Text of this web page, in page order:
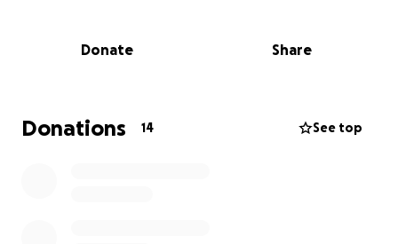
precisamente hoy, está programado para cirugía de
falta de su pierna, pueda afectar su movilidad y
calidad de vida. El no tiene empleo y no contamos
Donate Share
Donations 14 See top